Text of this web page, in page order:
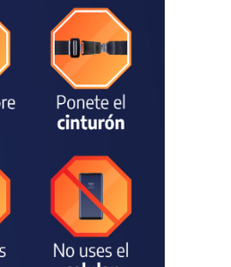
Las vacaciones de invierno
dejaron una mejora en la
ocupación turística, aunque
el sector mantiene la
preocupación por la crisis
Chascomús incorporó una
estación
hidrometeorológica para